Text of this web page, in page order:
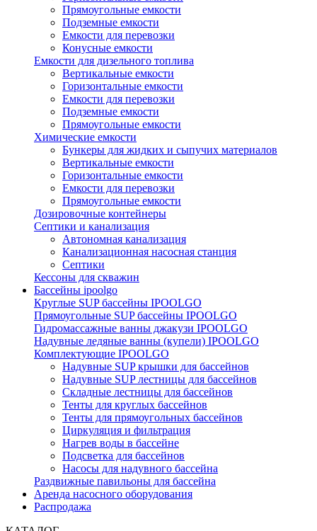
Прямоугольные емкости
Подземные емкости
Емкости для перевозки
Конусные емкости
Емкости для дизельного топлива
Вертикальные емкости
Горизонтальные емкости
Емкости для перевозки
Подземные емкости
Прямоугольные емкости
Химические емкости
Бункеры для жидких и сыпучих материалов
Вертикальные емкости
Горизонтальные емкости
Емкости для перевозки
Прямоугольные емкости
Дозировочные контейнеры
Септики и канализация
Автономная канализация
Канализационная насосная станция
Септики
Кессоны для скважин
Бассейны ipoolgo
Круглые SUP бассейны IPOOLGO
Прямоугольные SUP бассейны IPOOLGO
Гидромассажные ванны джакузи IPOOLGO
Надувные ледяные ванны (купели) IPOOLGO
Комплектующие IPOOLGO
Надувные SUP крышки для бассейнов
Надувные SUP лестницы для бассейнов
Складные лестницы для бассейнов
Тенты для круглых бассейнов
Тенты для прямоугольных бассейнов
Циркуляция и фильтрация
Нагрев воды в бассейне
Подсветка для бассейнов
Насосы для надувного бассейна
Раздвижные павильоны для бассейна
Аренда насосного оборудования
Распродажа